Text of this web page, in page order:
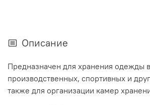
Описание
Предназначен для хранения одежды в
производственных, спортивных и
также для организации камер